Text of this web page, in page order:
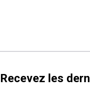
Recevez les